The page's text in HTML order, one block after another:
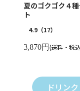
夏のゴクゴク４
ト
4.9（17）
3,870円(送料・税
ドリン